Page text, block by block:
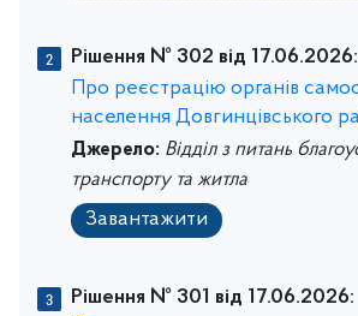
Рішення № 302 від 17.06.2026:
Про реєстрацію органів
населення Довгинцівського
Джерело: Відділ з питань
транспорту та житла
Завантажити
Рішення № 301 від 17.06.2026: